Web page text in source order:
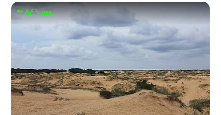
665 км